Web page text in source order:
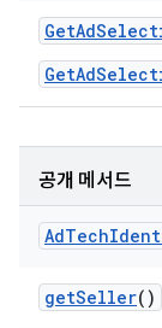
GetAd
공개 메서드
AdTech
getSeller()